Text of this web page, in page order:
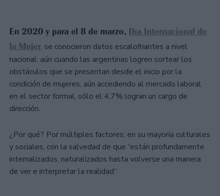
En 2020 y para el 8 de marzo, Día Internacional de
la Mujer, se conocieron datos escalofriantes a nivel
nacional: aún cuando las argentinas logren sortear los
obstáculos que se presentan desde el inicio por la
condición de mujeres, aún accediendo al mercado laboral
en el sector formal, sólo el 4,7% logran un cargo de
dirección.
¿Por qué? Por múltiples factores, en su mayoría culturales
y sociales, con la salvedad de que “están profundamente
internalizados, naturalizados hasta volverse una manera
de ver e interpretar la realidad“.